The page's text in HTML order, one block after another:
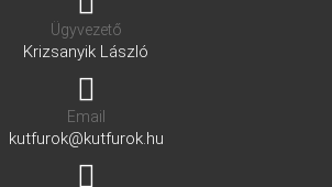
Ügyvezető
Krizsanyik László
Email
kutfurok@kutfurok.hu